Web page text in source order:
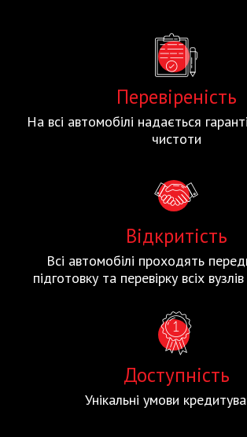
Перевіреність
На всі автомобілі надається
чистоти
Відкритість
Всі автомобілі проходять
підготовку та перевірку всіх
Доступність
Унікальні умови